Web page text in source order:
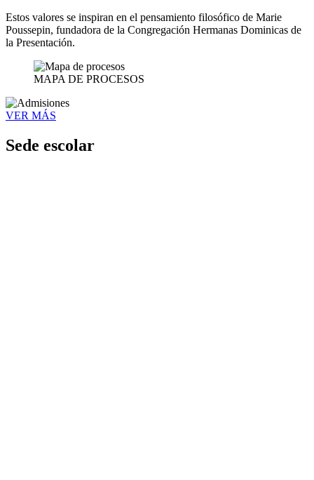
Estos valores se inspiran en el pensamiento filosófico de Marie
Poussepin, fundadora de la Congregación Hermanas Dominicas de
la Presentación.
MAPA DE PROCESOS
VER MÁS
Sede escolar